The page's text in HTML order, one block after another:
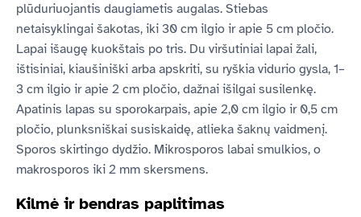
plūduriuojantis daugiametis augalas. Stiebas
netaisyklingai šakotas, iki 30 cm ilgio ir apie 5 cm pločio.
Lapai išaugę kuokštais po tris. Du viršutiniai lapai žali,
ištisiniai, kiaušiniški arba apskriti, su ryškia vidurio gysla, 1–
3 cm ilgio ir apie 2 cm pločio, dažnai išilgai susilenkę.
Apatinis lapas su sporokarpais, apie 2,0 cm ilgio ir 0,5 cm
pločio, plunksniškai susiskaidę, atlieka šaknų vaidmenį.
Sporos skirtingo dydžio. Mikrosporos labai smulkios, o
makrosporos iki 2 mm skersmens.
Kilmė ir bendras paplitimas